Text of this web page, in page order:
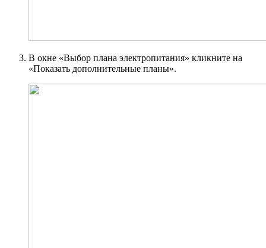
В окне «Выбор плана электропитания» кликните на
«Показать дополнительные планы».